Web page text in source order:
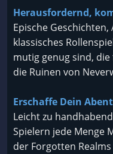
Herausfordernd,
Epische
klassisches
mutig genug sind,
die Ruinen von
Erschaffe Dein
Leicht zu
Spielern jede Menge
der Forgotten